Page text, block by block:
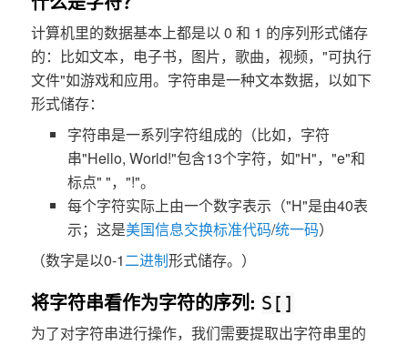
计算机里的数据基本上都是以 0 和 1 的序列形式储存
的：比如文本，电子书，图片，歌曲，视频，"可执行
文件"如游戏和应用。字符串是一种文本数据，以如下
形式储存：
字符串是一系列字符组成的（比如，字符
串"Hello, World!"包含13个字符，如"H"，"e"和
标点" "，"!"。
每个字符实际上由一个数字表示（"H"是由40表
示；这是美国信息交换标准代码/统一码）
（数字是以0-1二进制形式储存。）
将字符串看作为字符的序列: S[]
为了对字符串进行操作，我们需要提取出字符串里的